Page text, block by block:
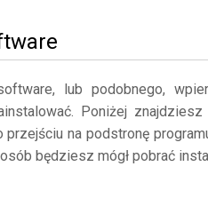
lub podobnego,
Poniżej znajdziesz
na podstronę
będziesz mógł pobrać